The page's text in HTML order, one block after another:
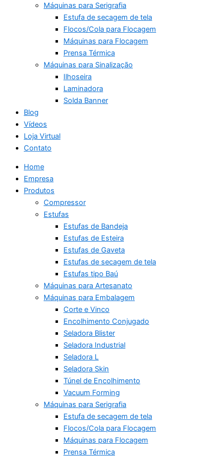
Máquinas para Serigrafia
Estufa de secagem de tela
Flocos/Cola para Flocagem
Máquinas para Flocagem
Prensa Térmica
Máquinas para Sinalização
Ilhoseira
Laminadora
Solda Banner
Blog
Vídeos
Loja Virtual
Contato
Home
Empresa
Produtos
Compressor
Estufas
Estufas de Bandeja
Estufas de Esteira
Estufas de Gaveta
Estufas de secagem de tela
Estufas tipo Baú
Máquinas para Artesanato
Máquinas para Embalagem
Corte e Vinco
Encolhimento Conjugado
Seladora Blister
Seladora Industrial
Seladora L
Seladora Skin
Túnel de Encolhimento
Vacuum Forming
Máquinas para Serigrafia
Estufa de secagem de tela
Flocos/Cola para Flocagem
Máquinas para Flocagem
Prensa Térmica